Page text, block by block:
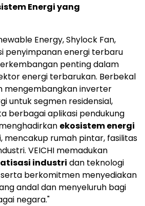
Energi yang
Energy, Shylock Fan,
penyimpanan energi terbaru
penting dalam
energi terbarukan. Berbekal
mengembangkan inverter
untuk segmen residensial,
berbagai aplikasi pendukung
ekosistem energi
, mencakup rumah pintar, fasilitas
VEICHI memadukan
industri dan teknologi
berkomitmen menyediakan
andal dan menyeluruh bagi
negara."